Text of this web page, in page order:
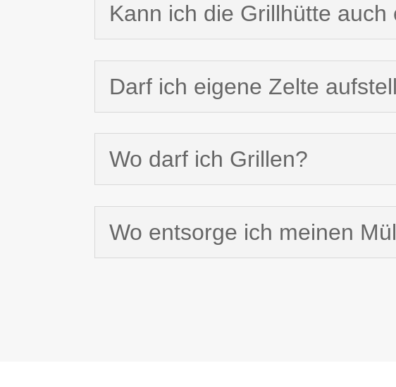
Kann ich die Grillhütte auch
Darf ich eigene Zelte
Wo darf ich Grillen?
Wo entsorge ich meinen